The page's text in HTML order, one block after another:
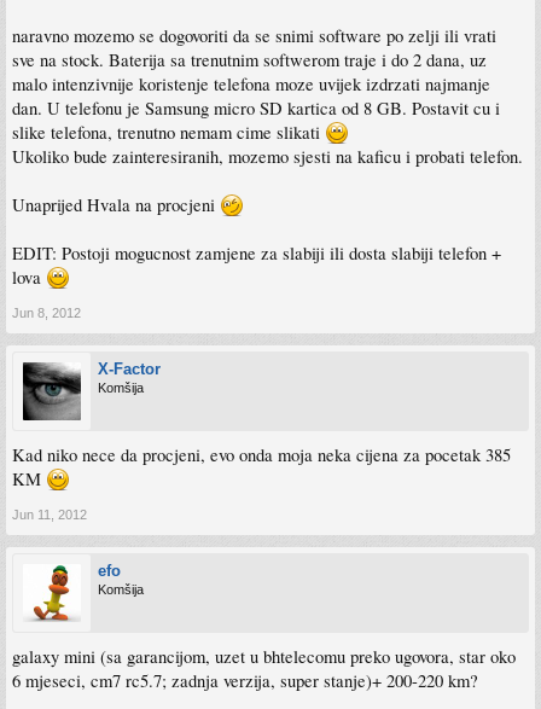
naravno mozemo se dogovoriti da se snimi software po zelji ili vrati
sve na stock. Baterija sa trenutnim softwerom traje i do 2 dana, uz
malo intenzivnije koristenje telefona moze uvijek izdrzati najmanje
dan. U telefonu je Samsung micro SD kartica od 8 GB. Postavit cu i
slike telefona, trenutno nemam cime slikati
Ukoliko bude zainteresiranih, mozemo sjesti na kaficu i probati telefon.
Unaprijed Hvala na procjeni
EDIT: Postoji mogucnost zamjene za slabiji ili dosta slabiji telefon +
lova
Jun 8, 2012
X-Factor
Komšija
Kad niko nece da procjeni, evo onda moja neka cijena za pocetak 385
KM
Jun 11, 2012
efo
Komšija
galaxy mini (sa garancijom, uzet u bhtelecomu preko ugovora, star oko
6 mjeseci, cm7 rc5.7; zadnja verzija, super stanje)+ 200-220 km?